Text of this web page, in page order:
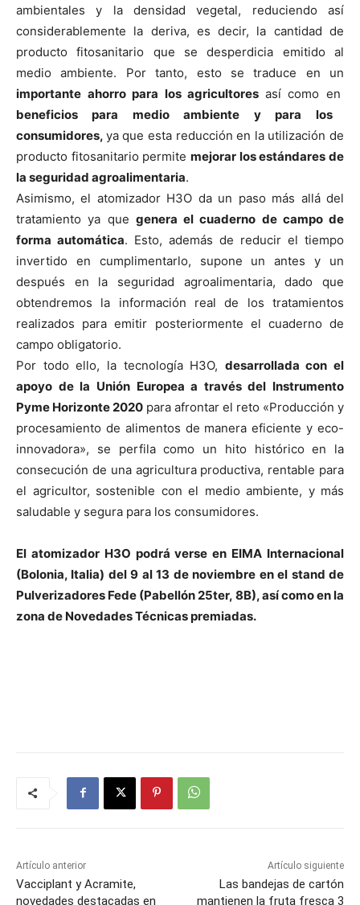
ambientales y la densidad vegetal, reduciendo así
considerablemente la deriva, es decir, la cantidad de
producto fitosanitario que se desperdicia emitido al
medio ambiente. Por tanto, esto se traduce en un
importante ahorro para los agricultores así como en
beneficios para medio ambiente y para los
consumidores, ya que esta reducción en la utilización de
producto fitosanitario permite mejorar los estándares de
la seguridad agroalimentaria.
Asimismo, el atomizador H3O da un paso más allá del
tratamiento ya que genera el cuaderno de campo de
forma automática. Esto, además de reducir el tiempo
invertido en cumplimentarlo, supone un antes y un
después en la seguridad agroalimentaria, dado que
obtendremos la información real de los tratamientos
realizados para emitir posteriormente el cuaderno de
campo obligatorio.
Por todo ello, la tecnología H3O, desarrollada con el
apoyo de la Unión Europea a través del Instrumento
Pyme Horizonte 2020 para afrontar el reto «Producción y
procesamiento de alimentos de manera eficiente y eco-
innovadora», se perfila como un hito histórico en la
consecución de una agricultura productiva, rentable para
el agricultor, sostenible con el medio ambiente, y más
saludable y segura para los consumidores.
El atomizador H3O podrá verse en EIMA Internacional
(Bolonia, Italia) del 9 al 13 de noviembre en el stand de
Pulverizadores Fede (Pabellón 25ter, 8B), así como en la
zona de Novedades Técnicas premiadas.
Artículo anterior
Vacciplant y Acramite,
novedades destacadas en
Artículo siguiente
Las bandejas de cartón
mantienen la fruta fresca 3